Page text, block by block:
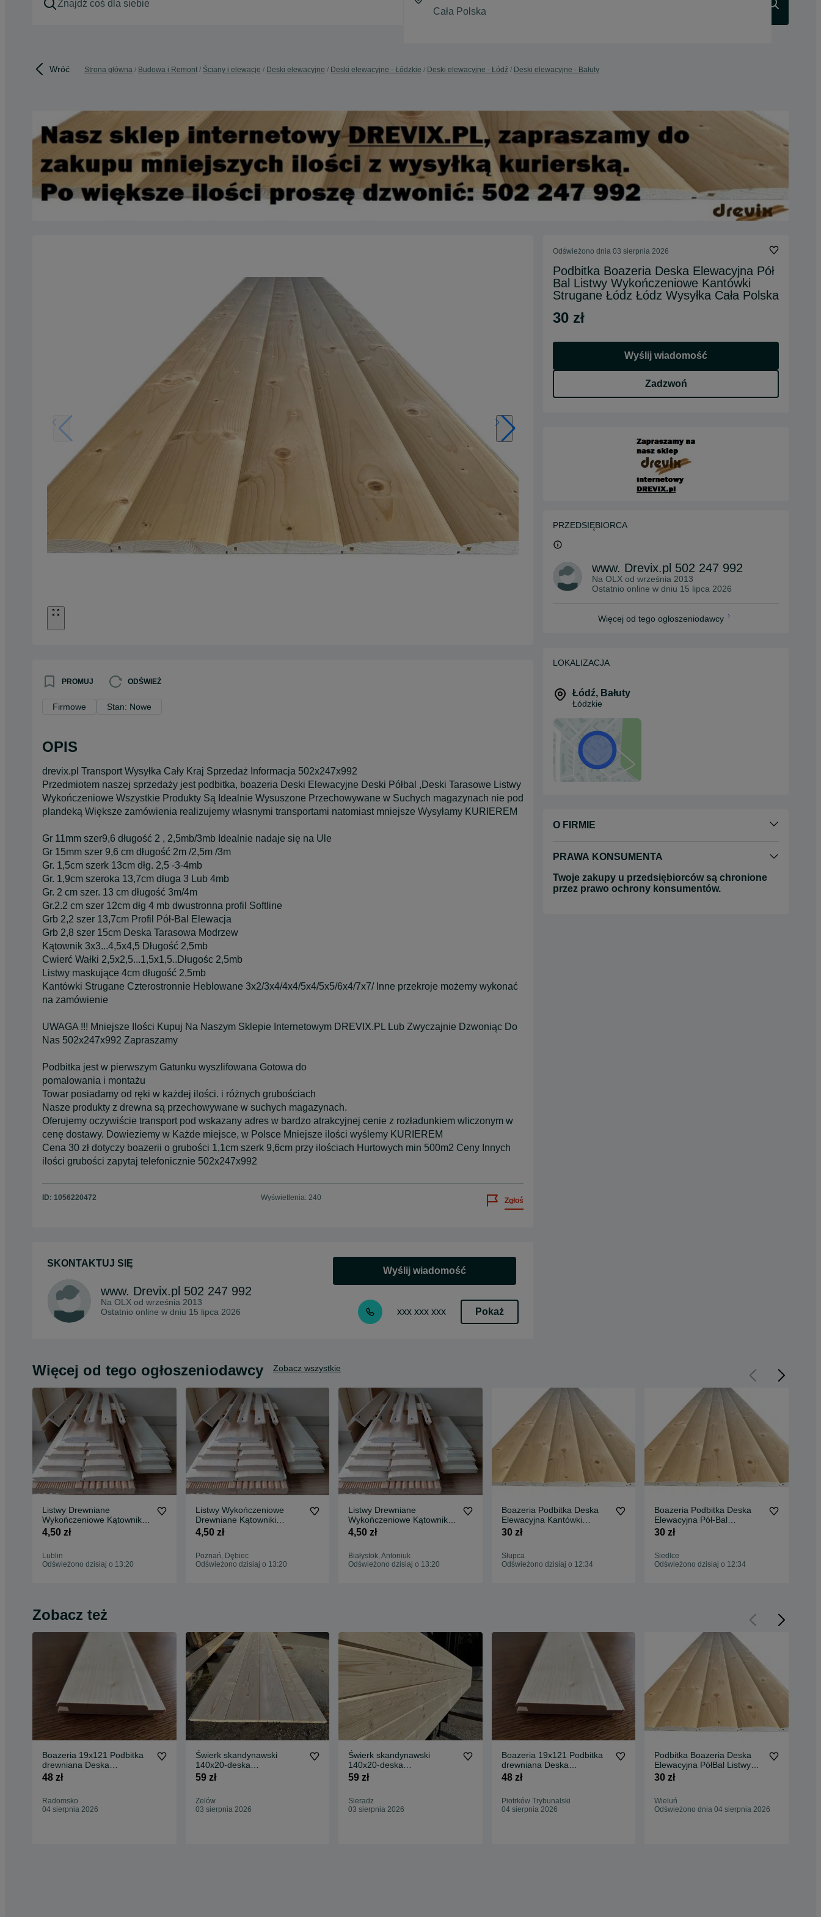
Wróć Strona główna Budowa i Remont Ściany i elewacje Deski elewacyjne Deski elewacyjne - Łódzkie Deski elewacyjne - Łódź Deski elewacyjne - Bałuty
PROMUJ ODŚWIEŻ
Firmowe Stan: Nowe
OPIS
drevix.pl Transport Wysyłka Cały Kraj Sprzedaż Informacja 502x247x992
Przedmiotem naszej sprzedaży jest podbitka, boazeria Deski Elewacyjne Deski Półbal ,Deski Tarasowe Listwy
Wykończeniowe Wszystkie Produkty Są Idealnie Wysuszone Przechowywane w Suchych magazynach nie pod
plandeką Większe zamówienia realizujemy własnymi transportami natomiast mniejsze Wysyłamy KURIEREM
Gr 11mm szer9,6 długość 2 , 2,5mb/3mb Idealnie nadaje się na Ule
Gr 15mm szer 9,6 cm długość 2m /2,5m /3m
Gr. 1,5cm szerk 13cm dłg. 2,5 -3-4mb
Gr. 1,9cm szeroka 13,7cm długa 3 Lub 4mb
Gr. 2 cm szer. 13 cm długość 3m/4m
Gr.2.2 cm szer 12cm dłg 4 mb dwustronna profil Softline
Grb 2,2 szer 13,7cm Profil Pół-Bal Elewacja
Grb 2,8 szer 15cm Deska Tarasowa Modrzew
Kątownik 3x3...4,5x4,5 Długość 2,5mb
Cwierć Wałki 2,5x2,5...1,5x1,5..Długośc 2,5mb
Listwy maskujące 4cm długość 2,5mb
Kantówki Strugane Czterostronnie Heblowane 3x2/3x4/4x4/5x4/5x5/6x4/7x7/ Inne przekroje możemy wykonać
na zamówienie
UWAGA !!! Mniejsze Ilości Kupuj Na Naszym Sklepie Internetowym DREVIX.PL Lub Zwyczajnie Dzwoniąc Do
Nas 502x247x992 Zapraszamy
Podbitka jest w pierwszym Gatunku wyszlifowana Gotowa do
pomalowania i montażu
Towar posiadamy od ręki w każdej ilości. i różnych grubościach
Nasze produkty z drewna są przechowywane w suchych magazynach.
Oferujemy oczywiście transport pod wskazany adres w bardzo atrakcyjnej cenie z rozładunkiem wliczonym w
cenę dostawy. Dowieziemy w Każde miejsce, w Polsce Mniejsze ilości wyślemy KURIEREM
Cena 30 zł dotyczy boazerii o grubości 1,1cm szerk 9,6cm przy ilościach Hurtowych min 500m2 Ceny Innych
ilości grubości zapytaj telefonicznie 502x247x992
ID: 1056220472 Wyświetlenia: 240 Zgłoś
SKONTAKTUJ SIĘ
www. Drevix.pl 502 247 992
Na OLX od września 2013
Ostatnio online w dniu 15 lipca 2026
Wyślij wiadomość
xxx xxx xxx Pokaż
Odświeżono dnia 03 sierpnia 2026
Podbitka Boazeria Deska Elewacyjna Pół
Bal Listwy Wykończeniowe Kantówki
Strugane Łódz Łódz Wysyłka Cała Polska
30 zł
Wyślij wiadomość
Zadzwoń
PRZEDSIĘBIORCA
www. Drevix.pl 502 247 992
Na OLX od września 2013
Ostatnio online w dniu 15 lipca 2026
Więcej od tego ogłoszeniodawcy
LOKALIZACJA
Łódź, Bałuty
Łódzkie
O FIRMIE
PRAWA KONSUMENTA
Twoje zakupy u przedsiębiorców są chronione
przez prawo ochrony konsumentów.
Więcej od tego ogłoszeniodawcy Zobacz wszystkie
Listwy Drewniane
Wykończeniowe Kątowniki
Boazeria Podbitka Deska
Elewacyjna Kantówki Lublin
4,50 zł
Lublin
Odświeżono dzisiaj o 13:20
Listwy Wykończeniowe
Drewniane Kątowniki
Podbitka Boazeria Deska
Elewacyjna Kantówki
Cała Polska
4,50 zł
Poznań, Dębiec
Odświeżono dzisiaj o 13:20
Listwy Drewniane
Wykończeniowe Kątowniki
Boazeria Podbitka Deska
Elewacyjna Pół Bal
Cała Polska
4,50 zł
Białystok, Antoniuk
Odświeżono dzisiaj o 13:20
Boazeria Podbitka Deska
Elewacyjna Kantówki
Strugane Listwy
30 zł
Słupca
Odświeżono dzisiaj o 12:34
Boazeria Podbitka Deska
Elewacyjna Pół-Bal
Kantówki Strugane Listwy
30 zł
Siedlce
Odświeżono dzisiaj o 12:34
Zobacz też
Boazeria 19x121 Podbitka
drewniana Deska
elewacyjna
48 zł
Radomsko
04 sierpnia 2026
Świerk skandynawski
140x20-deska
obiciowa/boazeria/podbitka/
59 zł
Zelów
03 sierpnia 2026
Świerk skandynawski
140x20-deska
obiciowa/boazeria/podbitka/
59 zł
Sieradz
03 sierpnia 2026
Boazeria 19x121 Podbitka
drewniana Deska
elewacyjna
48 zł
Piotrków Trybunalski
04 sierpnia 2026
Podbitka Boazeria Deska
Elewacyjna PółBal Listwy
Wykończeniowe Kantówki
30 zł
Wieluń
Odświeżono dnia 04 sierpnia 2026